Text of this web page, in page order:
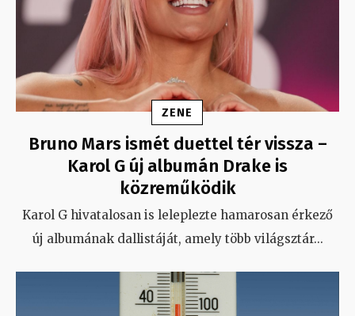
ZENE
Bruno Mars ismét duettel tér vissza –
Karol G új albumán Drake is
közreműködik
Karol G hivatalosan is leleplezte hamarosan érkező
új albumának dallistáját, amely több világsztár...